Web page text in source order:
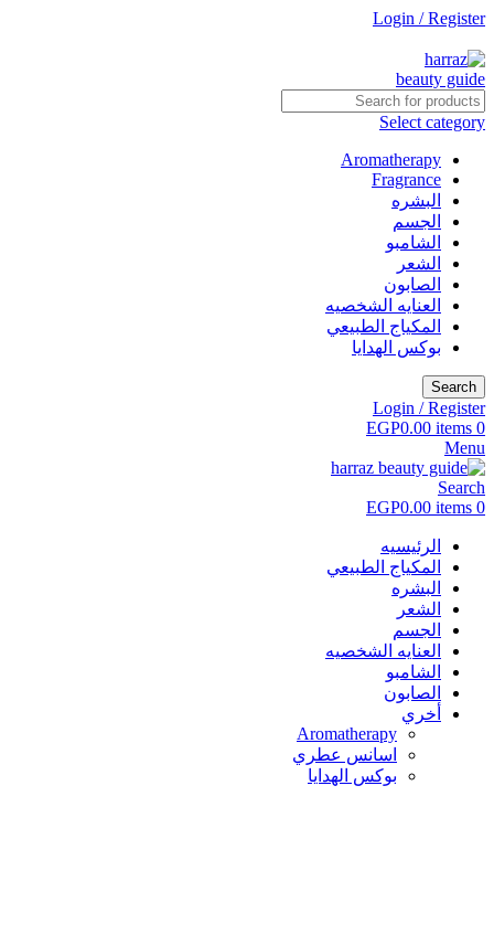
Login / Register
Select category
Aromatherapy
Fragrance
البشره
الجسم
الشامبو
الشعر
الصابون
العنايه الشخصيه
المكياج الطبيعي
بوكس الهدايا
Search
Login / Register
0
items
EGP0.00
Menu
Search
0
items
EGP0.00
الرئيسيه
المكياج الطبيعي
البشره
الشعر
الجسم
العنايه الشخصيه
الشامبو
الصابون
أخري
Aromatherapy
اسانس عطري
بوكس الهدايا